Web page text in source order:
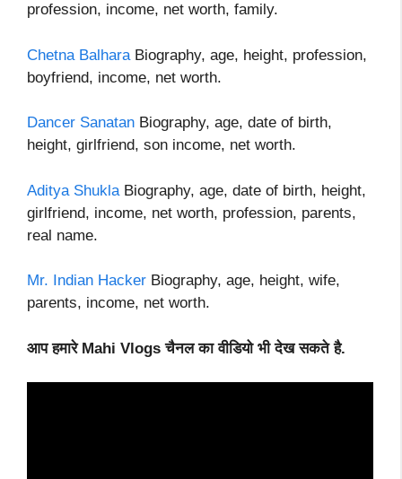
profession, income, net worth, family.
Chetna BalharaBiography, age, height, profession,
boyfriend, income, net worth.
Dancer Sanatan Biography, age, date of birth,
height, girlfriend, son income, net worth.
Aditya ShuklaBiography, age, date of birth, height,
girlfriend, income, net worth, profession, parents,
real name.
Mr. Indian Hacker Biography, age, height, wife,
parents, income, net worth.
आप हमारे Mahi Vlogs चैनल का वीडियो भी देख सकते है.